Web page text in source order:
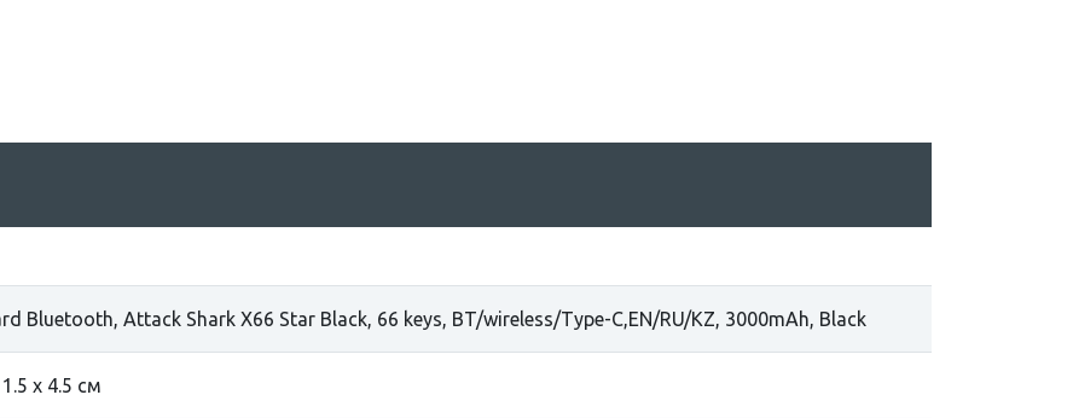
Bluetooth, Attack Shark X66 Star Black, 66 keys, BT/wireless/Type-C,EN/RU/KZ, 3000mAh, Black
х 4.5 см